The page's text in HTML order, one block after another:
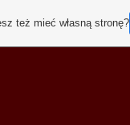
też mieć własną stronę?